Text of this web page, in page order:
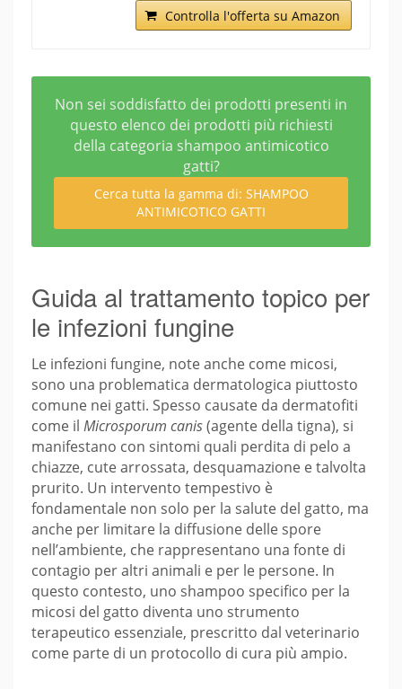
Controlla l'offerta su Amazon
Non sei soddisfatto dei prodotti presenti in
questo elenco dei prodotti più richiesti
della categoria shampoo antimicotico
gatti?
Cerca tutta la gamma di: SHAMPOO
ANTIMICOTICO GATTI
Guida al trattamento topico per
le infezioni fungine
Le infezioni fungine, note anche come micosi,
sono una problematica dermatologica piuttosto
comune nei gatti. Spesso causate da dermatofiti
come il Microsporum canis(agente della tigna), si
manifestano con sintomi quali perdita di pelo a
chiazze, cute arrossata, desquamazione e talvolta
prurito. Un intervento tempestivo è
fondamentale non solo per la salute del gatto, ma
anche per limitare la diffusione delle spore
nell’ambiente, che rappresentano una fonte di
contagio per altri animali e per le persone. In
questo contesto, uno shampoo specifico per la
micosi del gatto diventa uno strumento
terapeutico essenziale, prescritto dal veterinario
come parte di un protocollo di cura più ampio.